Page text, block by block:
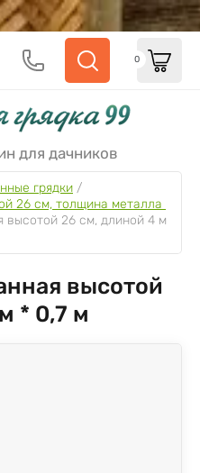
для дачников
0
грядки
26 см, толщина металла
высотой 26 см, длиной 4 м
высотой
* 0,7 м